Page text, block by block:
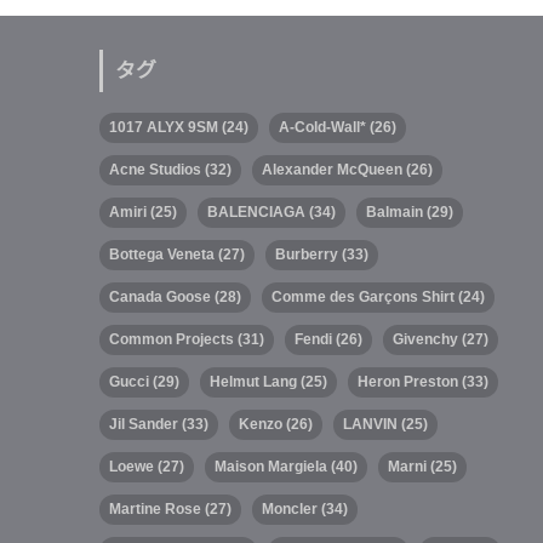
タグ
1017 ALYX 9SM (24) A-Cold-Wall* (26)
Acne Studios (32) Alexander McQueen (26)
Amiri (25) BALENCIAGA (34) Balmain (29)
Bottega Veneta (27) Burberry (33)
Canada Goose (28) Comme des Garçons Shirt (24)
Common Projects (31) Fendi (26) Givenchy (27)
Gucci (29) Helmut Lang (25) Heron Preston (33)
Jil Sander (33) Kenzo (26) LANVIN (25)
Loewe (27) Maison Margiela (40) Marni (25)
Martine Rose (27) Moncler (34)